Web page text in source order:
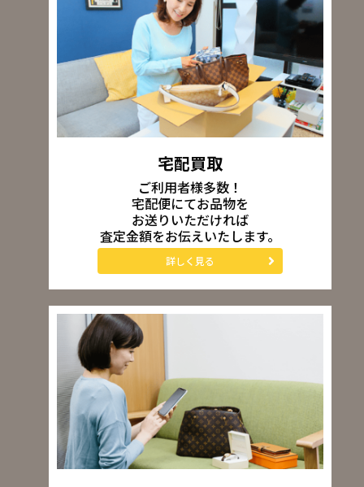
宅配買取
ご利用者様多数！
宅配便にてお品物を
お送りいただければ
査定金額をお伝えいたします。
詳しく見る